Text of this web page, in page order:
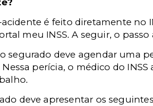
é feito diretamente no
meu INSS. A seguir, o
segurado deve agendar uma
perícia, o médico do INSS
deve apresentar os